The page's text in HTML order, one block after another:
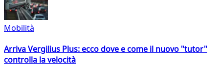
Mobilità
Arriva Vergilius Plus: ecco dove e come il nuovo "tutor"
controlla la velocità